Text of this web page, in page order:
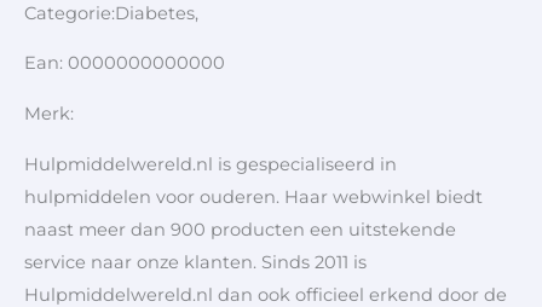
Categorie:Diabetes,
Ean: 0000000000000
Merk:
Hulpmiddelwereld.nl is gespecialiseerd in
hulpmiddelen voor ouderen. Haar webwinkel biedt
naast meer dan 900 producten een uitstekende
service naar onze klanten. Sinds 2011 is
Hulpmiddelwereld.nl dan ook officieel erkend door de